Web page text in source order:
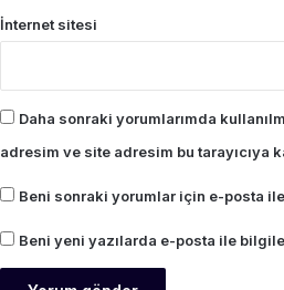
İnternet sitesi
Daha sonraki yorumlarımda
adresim ve site adresim bu tarayıcıya
Beni sonraki yorumlar için e-posta
Beni yeni yazılarda e-posta ile